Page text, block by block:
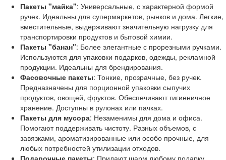
Пакеты "майка": Универсальные, с характерной формой
ручек. Идеальны для супермаркетов, рынков и дома. Легкие,
вместительные, выдерживают значительную нагрузку для
транспортировки продуктов и бытовой химии.
Пакеты "банан": Более элегантные с прорезными ручками.
Используются для упаковки подарков, одежды, рекламной
продукции. Идеальны для брендирования.
Фасовочные пакеты: Тонкие, прозрачные, без ручек.
Предназначены для порционной упаковки сыпучих
продуктов, овощей, фруктов. Обеспечивают гигиеничное
хранение. Доступны в рулонах или пачках.
Пакеты для мусора: Незаменимы для дома и офиса.
Помогают поддерживать чистоту. Разных объемов, с
завязками, ароматизированные или особо прочные, для
любых потребностей утилизации отходов.
Подарочные пакеты: Придают шарм любому подарку.